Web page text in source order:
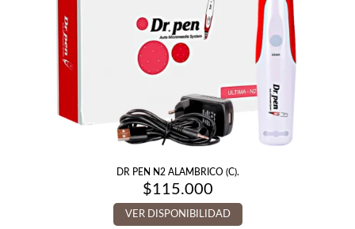
DR PEN N2 ALAMBRICO (C).
$115.000
VER DISPONIBILIDAD